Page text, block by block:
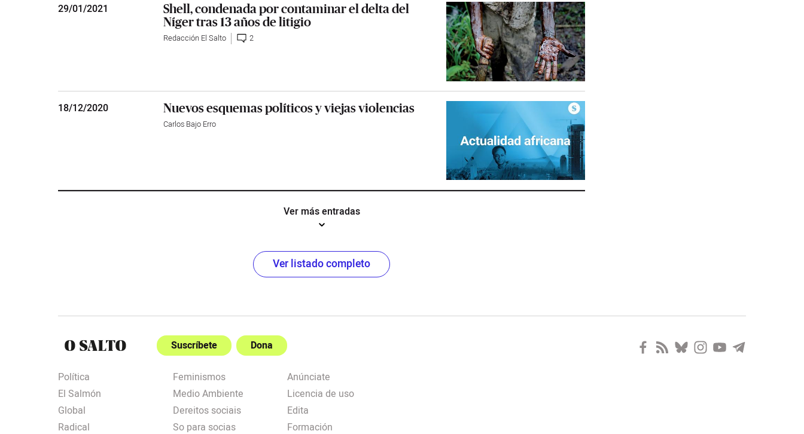
29/01/2021
Shell, condenada por contaminar el delta del
Níger tras 13 años de litigio
Redacción El Salto 2
18/12/2020 Nuevos esquemas políticos y viejas violencias
Carlos Bajo Erro
Ver más entradas
Ver listado completo
Suscríbete Dona
Política
El Salmón
Global
Radical
Feminismos
Medio Ambiente
Dereitos sociais
So para socias
Anúnciate
Licencia de uso
Edita
Formación